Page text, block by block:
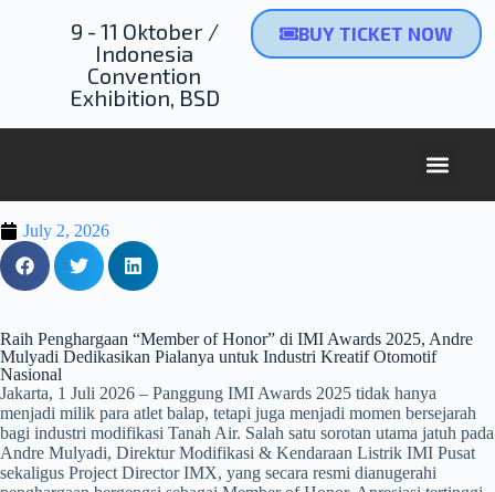
9 - 11 Oktober /
Indonesia
Convention
Exhibition, BSD
BUY TICKET NOW
July 2, 2026
Raih Penghargaan “Member of Honor” di IMI Awards 2025, Andre
Mulyadi Dedikasikan Pialanya untuk Industri Kreatif Otomotif
Nasional
Jakarta, 1 Juli 2026 – Panggung IMI Awards 2025 tidak hanya
menjadi milik para atlet balap, tetapi juga menjadi momen bersejarah
bagi industri modifikasi Tanah Air. Salah satu sorotan utama jatuh pada
Andre Mulyadi, Direktur Modifikasi & Kendaraan Listrik IMI Pusat
sekaligus Project Director IMX, yang secara resmi dianugerahi